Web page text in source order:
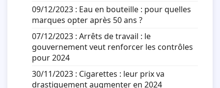
09/12/2023 : Eau en bouteille : pour quelles
marques opter après 50 ans ?
07/12/2023 : Arrêts de travail : le
gouvernement veut renforcer les contrôles
pour 2024
30/11/2023 : Cigarettes : leur prix va
drastiquement augmenter en 2024